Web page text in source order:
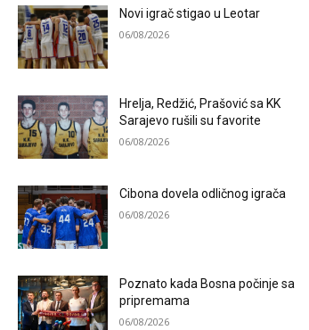
Novi igrač stigao u Leotar
06/08/2026
Hrelja, Redžić, Prašović sa KK
Sarajevo rušili su favorite
06/08/2026
Cibona dovela odličnog igrača
06/08/2026
Poznato kada Bosna počinje sa
pripremama
06/08/2026